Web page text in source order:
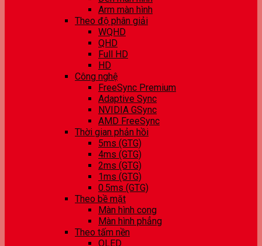
Arm màn hình
Theo độ phân giải
WQHD
QHD
Full HD
HD
Công nghệ
FreeSync Premium
Adaptive Sync
NVIDIA GSync
AMD FreeSync
Thời gian phản hồi
5ms (GTG)
4ms (GTG)
2ms (GTG)
1ms (GTG)
0.5ms (GTG)
Theo bề mặt
Màn hình cong
Màn hình phẳng
Theo tấm nền
OLED